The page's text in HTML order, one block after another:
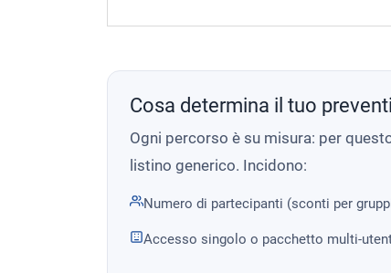
Cosa determina il tuo
Ogni percorso è su misura: per
listino generico. Incidono:
Numero di partecipanti (sconti per
Accesso singolo o pacchetto multi-